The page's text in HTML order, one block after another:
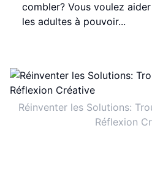
combler? Vous voulez
les adultes à pouvoir...
Réinventer les Solutions:
Réflexion